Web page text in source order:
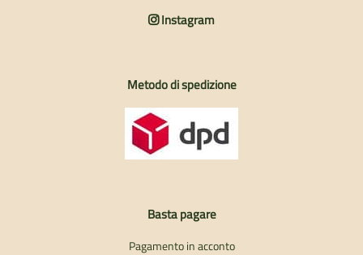
Instagram
Metodo di spedizione
Basta pagare
Pagamento in acconto